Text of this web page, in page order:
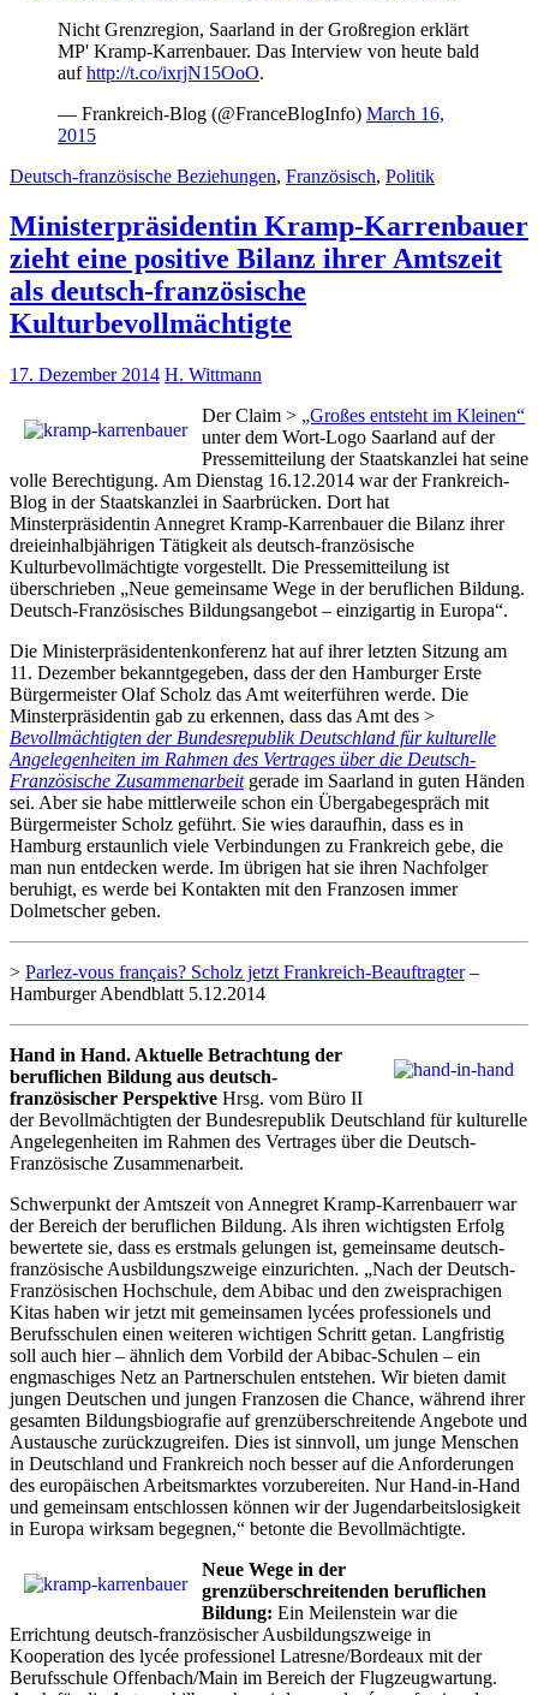
Nicht Grenzregion, Saarland in der Großregion erklärt
MP' Kramp-Karrenbauer. Das Interview von heute bald
aufhttp://t.co/ixrjN15OoO.
— Frankreich-Blog (@FranceBlogInfo) March 16,
2015
Deutsch-französische Beziehungen, Französisch, Politik
Ministerpräsidentin Kramp-Karrenbauer
zieht eine positive Bilanz ihrer Amtszeit
als deutsch-französische
Kulturbevollmächtigte
17. Dezember 2014 H. Wittmann
Der Claim > „Großes entsteht im Kleinen“
unter dem Wort-Logo Saarland auf der
Pressemitteilung der Staatskanzlei hat seine
volle Berechtigung. Am Dienstag 16.12.2014 war der Frankreich-
Blog in der Staatskanzlei in Saarbrücken. Dort hat
Minsterpräsidentin Annegret Kramp-Karrenbauer die Bilanz ihrer
dreieinhalbjährigen Tätigkeit als deutsch-französische
Kulturbevollmächtigte vorgestellt. Die Pressemitteilung ist
überschrieben „Neue gemeinsame Wege in der beruflichen Bildung.
Deutsch-Französisches Bildungsangebot – einzigartig in Europa“.
Die Ministerpräsidentenkonferenz hat auf ihrer letzten Sitzung am
11. Dezember bekanntgegeben, dass der den Hamburger Erste
Bürgermeister Olaf Scholz das Amt weiterführen werde. Die
Minsterpräsidentin gab zu erkennen, dass das Amt des >
Bevollmächtigten der Bundesrepublik Deutschland für kulturelle
Angelegenheiten im Rahmen des Vertrages über die Deutsch-
Französische Zusammenarbeitgerade im Saarland in guten Händen
sei. Aber sie habe mittlerweile schon ein Übergabegespräch mit
Bürgermeister Scholz geführt. Sie wies daraufhin, dass es in
Hamburg erstaunlich viele Verbindungen zu Frankreich gebe, die
man nun entdecken werde. Im übrigen hat sie ihren Nachfolger
beruhigt, es werde bei Kontakten mit den Franzosen immer
Dolmetscher geben.
> Parlez-vous français? Scholz jetzt Frankreich-Beauftragter–
Hamburger Abendblatt 5.12.2014
Hand in Hand. Aktuelle Betrachtung der
beruflichen Bildung aus deutsch-
französischer Perspektive Hrsg. vom Büro II
der Bevollmächtigten der Bundesrepublik Deutschland für kulturelle
Angelegenheiten im Rahmen des Vertrages über die Deutsch-
Französische Zusammenarbeit.
Schwerpunkt der Amtszeit von Annegret Kramp-Karrenbauerr war
der Bereich der beruflichen Bildung. Als ihren wichtigsten Erfolg
bewertete sie, dass es erstmals gelungen ist, gemeinsame deutsch-
französische Ausbildungszweige einzurichten. „Nach der Deutsch-
Französischen Hochschule, dem Abibac und den zweisprachigen
Kitas haben wir jetzt mit gemeinsamen lycées professionels und
Berufsschulen einen weiteren wichtigen Schritt getan. Langfristig
soll auch hier – ähnlich dem Vorbild der Abibac-Schulen – ein
engmaschiges Netz an Partnerschulen entstehen. Wir bieten damit
jungen Deutschen und jungen Franzosen die Chance, während ihrer
gesamten Bildungsbiografie auf grenzüberschreitende Angebote und
Austausche zurückzugreifen. Dies ist sinnvoll, um junge Menschen
in Deutschland und Frankreich noch besser auf die Anforderungen
des europäischen Arbeitsmarktes vorzubereiten. Nur Hand-in-Hand
und gemeinsam entschlossen können wir der Jugendarbeitslosigkeit
in Europa wirksam begegnen,“ betonte die Bevollmächtigte.
Neue Wege in der
grenzüberschreitenden beruflichen
Bildung: Ein Meilenstein war die
Errichtung deutsch-französischer Ausbildungszweige in
Kooperation des lycée professionel Latresne/Bordeaux mit der
Berufsschule Offenbach/Main im Bereich der Flugzeugwartung.